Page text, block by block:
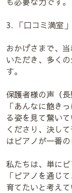
3. 「口コミ満室
おかげさまで、
いただき、多く
す。
保護者様の声（長
「あんなに飽き
る姿を見て驚い
くださり、決し
はピアノが一番
私たちは、単にピ
「ピアノを通じ
育てたいと考えて